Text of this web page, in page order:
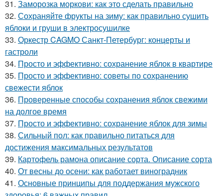
31. Заморозка моркови: как это сделать правильно
32. Сохраняйте фрукты на зиму: как правильно сушить
яблоки и груши в электросушилке
33. Оркестр CAGMO Санкт-Петербург: концерты и
гастроли
34. Просто и эффективно: сохранение яблок в квартире
35. Просто и эффективно: советы по сохранению
свежести яблок
36. Проверенные способы сохранения яблок свежими
на долгое время
37. Просто и эффективно: сохранение яблок для зимы
38. Сильный пол: как правильно питаться для
достижения максимальных результатов
39. Картофель рамона описание сорта. Описание сорта
40. От весны до осени: как работает виноградник
41. Основные принципы для поддержания мужского